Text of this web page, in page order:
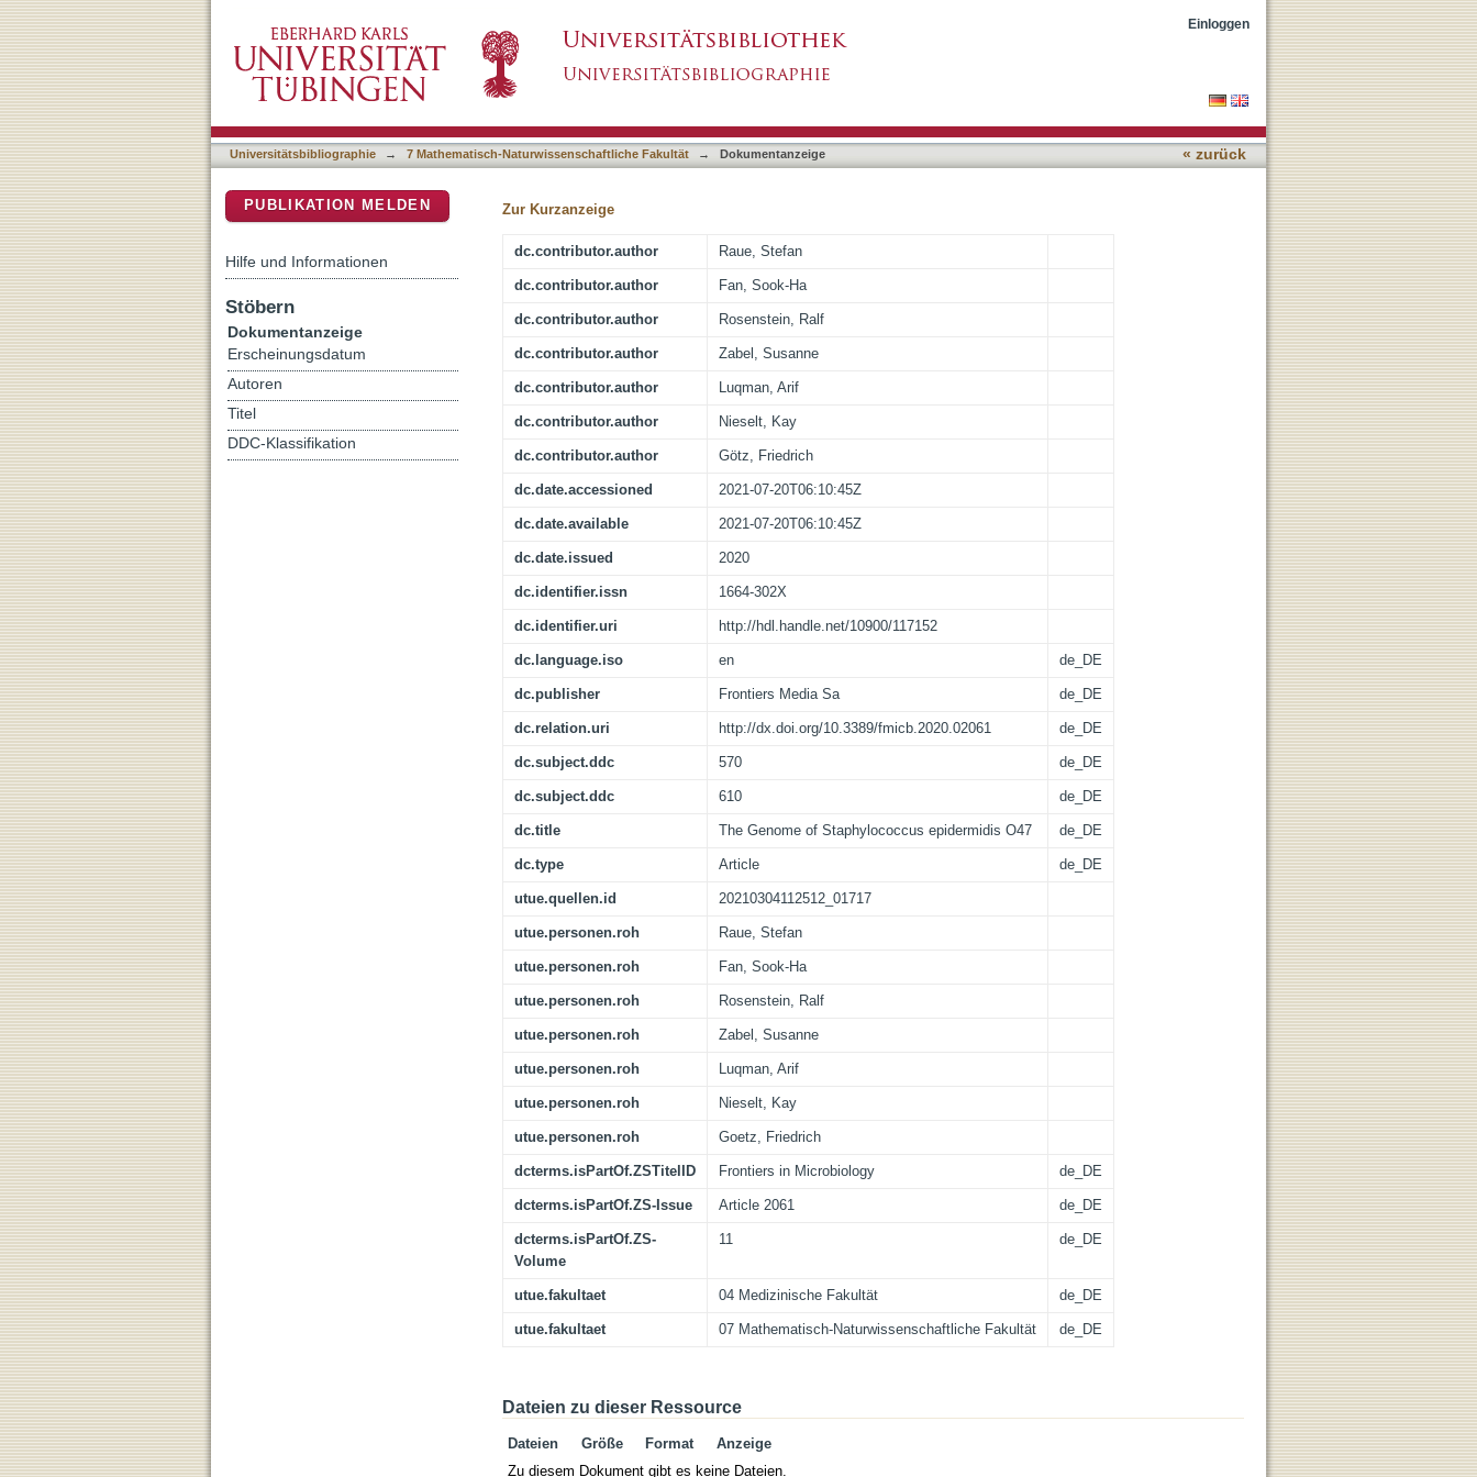
Einloggen
Universitätsbibliographie → 7 Mathematisch-Naturwissenschaftliche Fakultät → Dokumentanzeige « zurück
Zur Kurzanzeige
dc.contributor.author Raue, Stefan
dc.contributor.author Fan, Sook-Ha
dc.contributor.author Rosenstein, Ralf
dc.contributor.author Zabel, Susanne
dc.contributor.author Luqman, Arif
dc.contributor.author Nieselt, Kay
dc.contributor.author Götz, Friedrich
dc.date.accessioned 2021-07-20T06:10:45Z
dc.date.available 2021-07-20T06:10:45Z
dc.date.issued 2020
dc.identifier.issn 1664-302X
dc.identifier.uri http://hdl.handle.net/10900/117152
dc.language.iso en de_DE
dc.publisher Frontiers Media Sa de_DE
dc.relation.uri http://dx.doi.org/10.3389/fmicb.2020.02061 de_DE
dc.subject.ddc 570 de_DE
dc.subject.ddc 610 de_DE
dc.title The Genome of Staphylococcus epidermidis O47 de_DE
dc.type Article de_DE
utue.quellen.id 20210304112512_01717
utue.personen.roh Raue, Stefan
utue.personen.roh Fan, Sook-Ha
utue.personen.roh Rosenstein, Ralf
utue.personen.roh Zabel, Susanne
utue.personen.roh Luqman, Arif
utue.personen.roh Nieselt, Kay
utue.personen.roh Goetz, Friedrich
dcterms.isPartOf.ZSTitelID Frontiers in Microbiology de_DE
dcterms.isPartOf.ZS-Issue Article 2061 de_DE
dcterms.isPartOf.ZS-
Volume
11 de_DE
utue.fakultaet 04 Medizinische Fakultät de_DE
utue.fakultaet 07 Mathematisch-Naturwissenschaftliche Fakultät de_DE
Dateien zu dieser Ressource
Dateien Größe Format
Anzeige
Zu diesem Dokument gibt es keine Dateien.
PUBLIKATION MELDEN
Hilfe und Informationen
Stöbern
Dokumentanzeige
Erscheinungsdatum
Autoren
Titel
DDC-Klassifikation